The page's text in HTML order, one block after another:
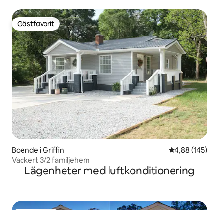
Gästfavorit
Gästfavorit
Boende i Griffin 4,88 av 5 i
4,88 (145)
Vackert 3/2 familjehem
Lägenheter med luftkonditionering